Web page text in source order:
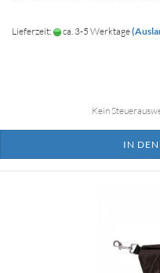
Lieferzeit: ca. 3-5 Werktage
Kein
IN